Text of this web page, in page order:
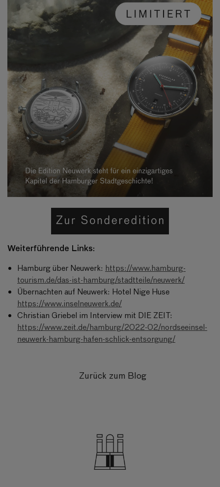
Weiterführende Links:
Hamburg über Neuwerk: https://www.hamburg-
tourism.de/das-ist-hamburg/stadtteile/neuwerk/
Übernachten auf Neuwerk: Hotel Nige Huse
https://www.inselneuwerk.de/
Christian Griebel im Interview mit DIE ZEIT:
https://www.zeit.de/hamburg/2022-02/nordseeinsel-
neuwerk-hamburg-hafen-schlick-entsorgung/
Zurück zum Blog